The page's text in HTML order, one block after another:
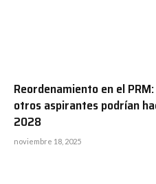
Reordenamiento en el
otros aspirantes podrían
2028
noviembre 18, 2025